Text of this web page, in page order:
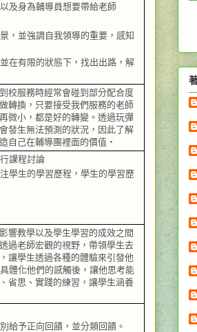
及身為輔導員想要帶給老師
，並強調自我領導的重要，感知
在有限的狀態下，找出出路，解
校服務時經常會碰到部分配合度
轉換，只要接受我們服務的老師
微小，都是好的轉變。透過玩彈
發生無法預測的狀況，因此了解
自己在輔導團裡面的價值‧
課程討論
學生的學習歷程，學生的學習歷
響教學以及學生學習的成效之間
過老師宏觀的視野，帶領學生去
讓學生透過各種的體驗來引發他
體化他們的感觸後，讓他思考能
省思、實踐的練習，讓學生涵養
給予正向回饋，並分類回饋。